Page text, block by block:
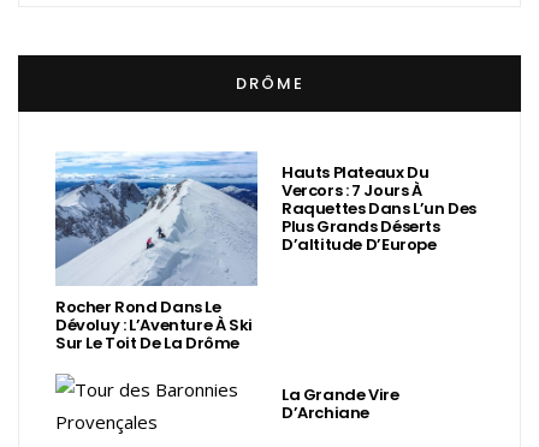
DRÔME
Rocher Rond Dans Le
Dévoluy : L’Aventure À Ski
Sur Le Toit De La Drôme
Hauts Plateaux Du
Vercors : 7 Jours À
Raquettes Dans L’un Des
Plus Grands Déserts
D’altitude D’Europe
La Grande Vire
D’Archiane